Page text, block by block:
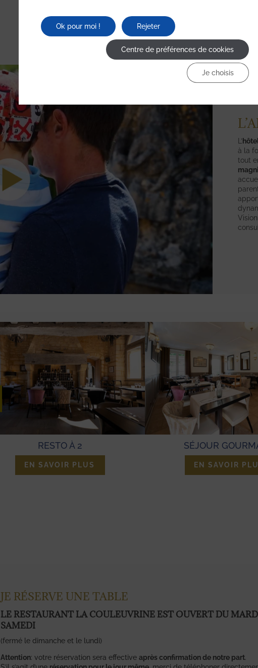
L’
à la
tout
SÉJOUR GOURMAND
JE RÉSERVE UNE TABLE
LE RESTAURANT LA COULEUVRINE EST OUVERT DU
SAMEDI
(fermé le dimanche et le lundi)
Attention: votre réservation sera effective après confirmation de notre part.
Ok pour moi !
Centre de préférences de cookies
Rejeter
Je choisis